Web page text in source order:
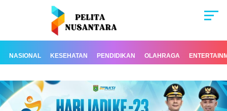
NASIONAL KESEHATAN PENDIDIKAN OLAHRAGA